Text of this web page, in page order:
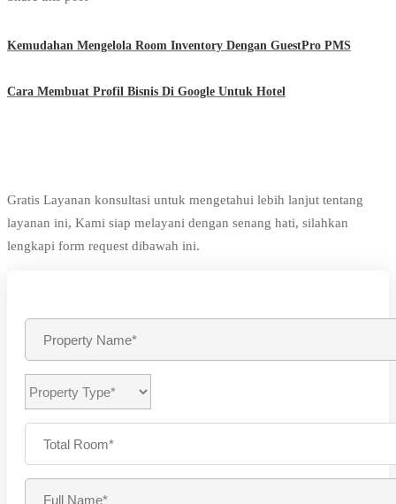
Kemudahan Mengelola Room Inventory Dengan GuestPro PMS
Cara Membuat Profil Bisnis Di Google Untuk Hotel
Gratis Layanan konsultasi untuk mengetahui lebih lanjut tentang
layanan ini, Kami siap melayani dengan senang hati, silahkan
lengkapi form request dibawah ini.